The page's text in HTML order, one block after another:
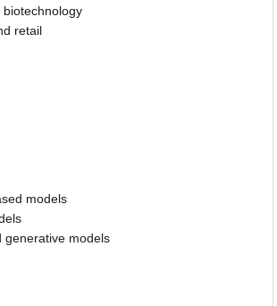
retail
models
generative models